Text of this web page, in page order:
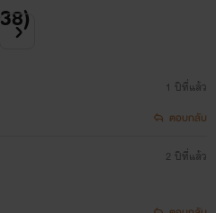
38)
1 ปีที่แล้ว
ตอบกลับ
2 ปีที่แล้ว